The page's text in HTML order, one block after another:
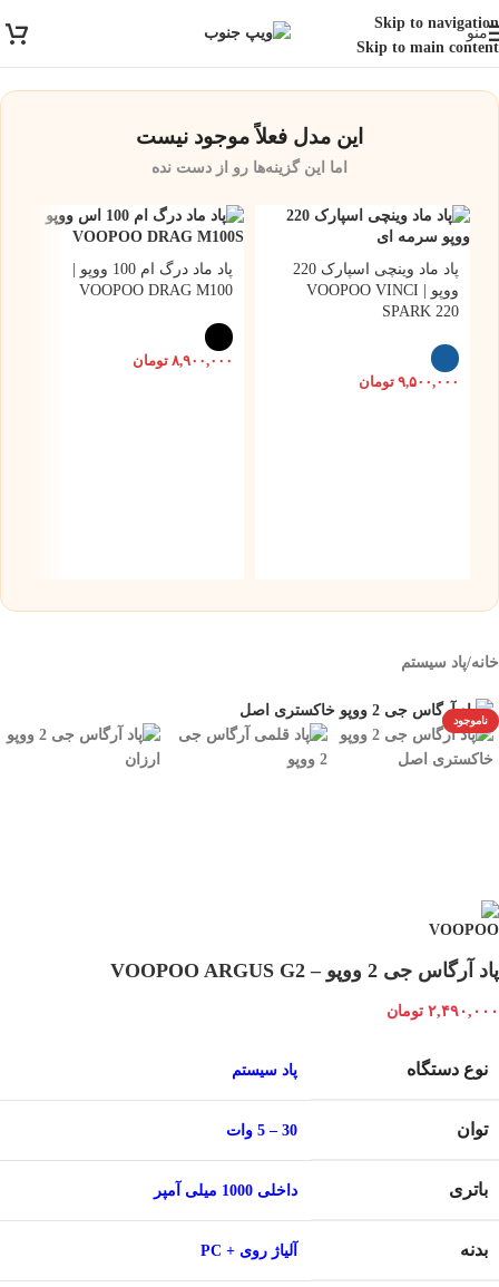
Skip to navigation
Skip to main content
پست و تیپاکس
منو
این مدل فعلاً موجود نیست
اما این گزینه‌ها رو از دست نده
پاد ماد وینچی اسپارک 220
ووپو | VOOPOO VINCI
SPARK 220
۹,۵۰۰,۰۰۰ تومان
پاد ماد درگ ام 100 ووپو |
VOOPOO DRAG M100
۸,۹۰۰,۰۰۰ تومان
خانه/پاد سیستم
ناموجود
پاد آرگاس جی 2 ووپو – VOOPOO ARGUS G2
۲,۴۹۰,۰۰۰ تومان
نوع دستگاه پاد سیستم
توان 30 – 5 وات
باتری داخلی 1000 میلی آمپر
بدنه آلیاژ روی + PC